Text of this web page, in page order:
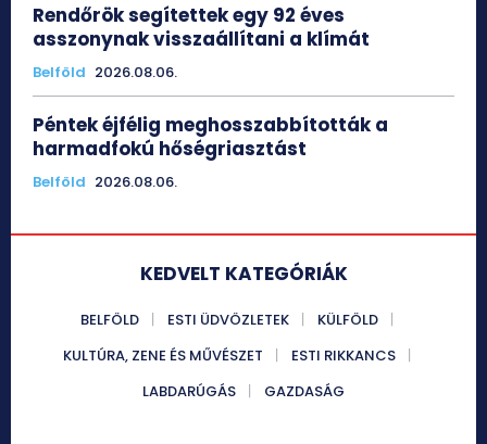
Rendőrök segítettek egy 92 éves
asszonynak visszaállítani a klímát
Belföld 2026.08.06.
Péntek éjfélig meghosszabbították a
harmadfokú hőségriasztást
Belföld 2026.08.06.
KEDVELT KATEGÓRIÁK
BELFÖLD ESTI ÜDVÖZLETEK
KÜLFÖLD
KULTÚRA, ZENE ÉS MŰVÉSZET
ESTI RIKKANCS
LABDARÚGÁS
GAZDASÁG